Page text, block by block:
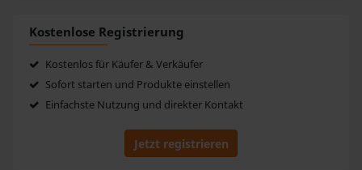
Kostenlose Registrierung
Kostenlos für Käufer & Verkäufer
Sofort starten und Produkte einstellen
Einfachste Nutzung und direkter Kontakt
Jetzt registrieren